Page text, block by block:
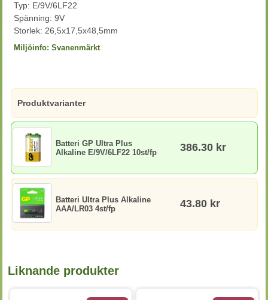
Typ: E/9V/6LF22
Spänning: 9V
Storlek: 26,5x17,5x48,5mm
Miljöinfo: Svanenmärkt
Produktvarianter
Batteri GP Ultra Plus
Alkaline E/9V/6LF22 10st/fp
386.30 kr
Batteri Ultra Plus Alkaline
AAA/LR03 4st/fp
43.80 kr
Liknande produkter